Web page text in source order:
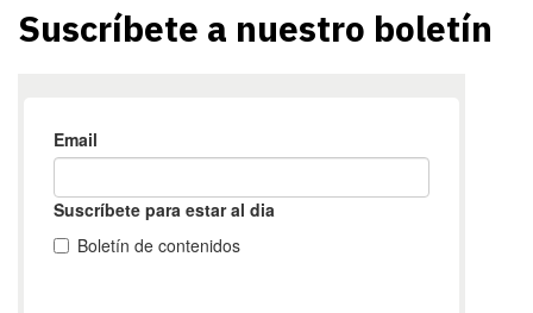
Suscríbete a nuestro boletín